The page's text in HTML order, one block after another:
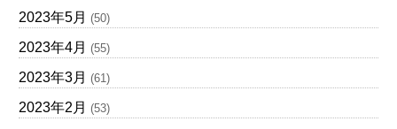
2023年5月 (50)
2023年4月 (55)
2023年3月 (61)
2023年2月 (53)